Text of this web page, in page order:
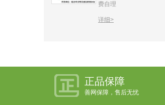
费自理
详细>
正品保障
善网保障，售后无忧